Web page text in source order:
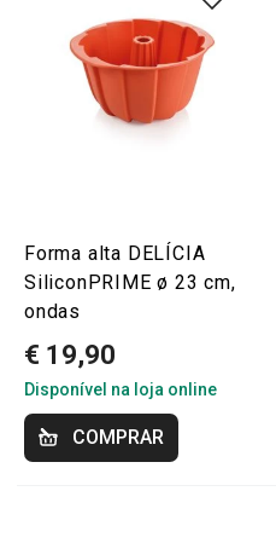
Forma alta DELÍCIA
SiliconPRIME ø 23 cm,
ondas
€ 19,90
Disponível na loja online
COMPRAR